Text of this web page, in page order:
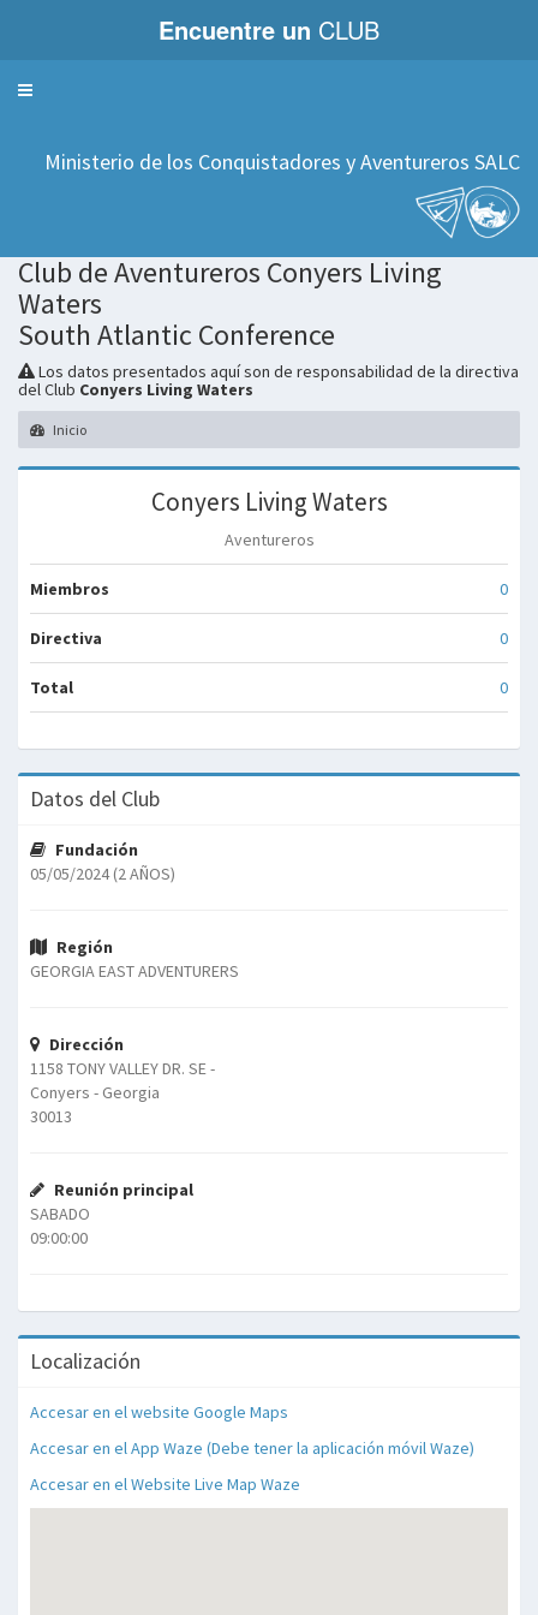
Encuentre un CLUB
Servicios
Ministerio de los Conquistadores y Aventureros SALC
Club de Aventureros Conyers Living
Waters
South Atlantic Conference
Los datos presentados aquí son de responsabilidad de la directiva
del Club Conyers Living Waters
Inicio
Conyers Living Waters
Aventureros
Miembros 0
Directiva 0
Total 0
Datos del Club
Fundación
05/05/2024 (2 AÑOS)
Región
GEORGIA EAST ADVENTURERS
Dirección
1158 TONY VALLEY DR. SE -
Conyers - Georgia
30013
Reunión principal
SABADO
09:00:00
Localización
Accesar en el website Google Maps
Accesar en el App Waze (Debe tener la aplicación móvil Waze)
Accesar en el Website Live Map Waze